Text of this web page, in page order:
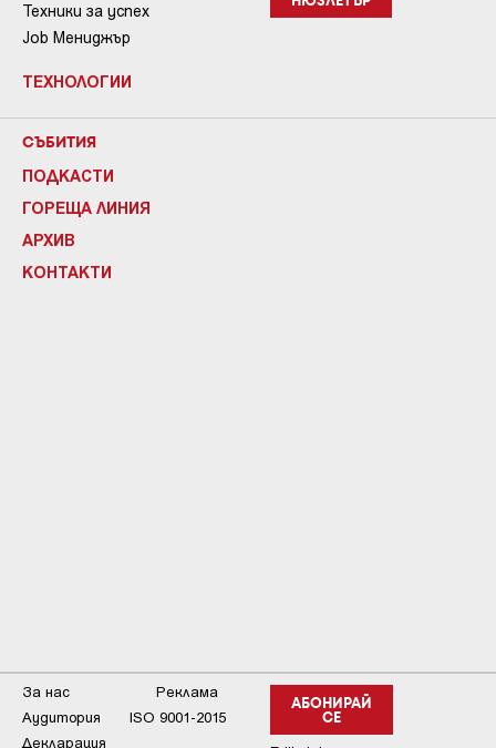
Техники за успех
Job Мениджър
ТЕХНОЛОГИИ
СЪБИТИЯ
ПОДКАСТИ
ГОРЕЩА ЛИНИЯ
АРХИВ
КОНТАКТИ
АБОНИРАЙ
СЕ
За нас
Реклама
Аудитория
ISO 9001-2015
Декларация